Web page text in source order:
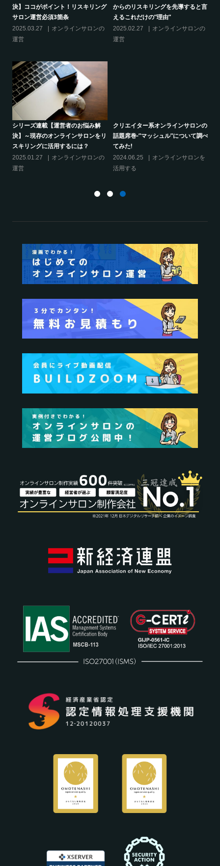
決】ココがポイント！リスキリング
サロン運営必須3箇条
2025.03.27
オンラインサロンの
運営
からのリスキリングを先導すると言
えるこれだけの”理由”
2025.02.27
オンラインサロンの
運営
シリーズ連載【運営者のお悩み解
決】～現存のオンラインサロンをリ
スキリングに活用するには？
2025.01.27
オンラインサロンの
運営
クリエイター系オンラインサロンの
話題席巻-”マッシュル”について調べ
てみた!
2024.06.25
オンラインサロンを
活用する